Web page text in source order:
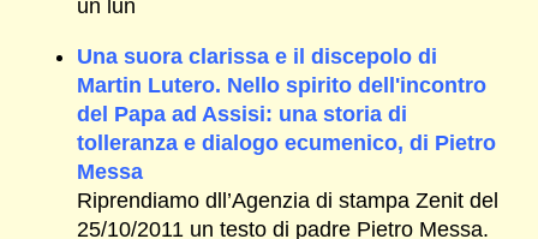
un lun
Una suora clarissa e il discepolo di
Martin Lutero. Nello spirito dell'incontro
del Papa ad Assisi: una storia di
tolleranza e dialogo ecumenico, di Pietro
Messa
Riprendiamo dll’Agenzia di stampa Zenit del
25/10/2011 un testo di padre Pietro Messa.